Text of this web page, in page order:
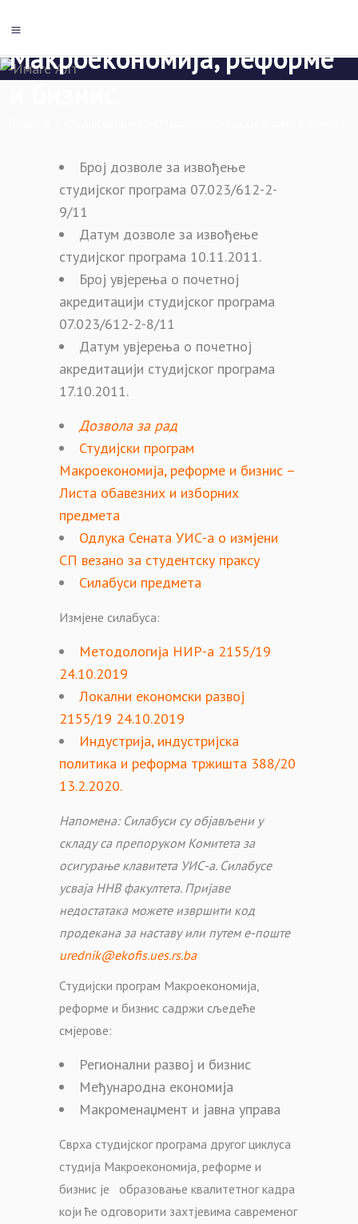
Студијски програм
Макроекономија, реформе
Број дозволе за извођење
студијског програма 07.023/612-2-
9/11
Датум дозволе за извођење
студијског програма 10.11.2011.
Број увјерења о почетној
акредитацији студијског програма
07.023/612-2-8/11
Датум увјерења о почетној
акредитацији студијског програма
17.10.2011.
Дозвола за рад
Студијски програм
Макроекономија, реформе и бизнис –
Листа обавезних и изборних
предмета
Одлука Сената УИС-а о измјени
СП везано за студентску праксу
Силабуси предмета
Измјене силабуса:
Методологија НИР-а 2155/19
24.10.2019
Локални економски развој
2155/19 24.10.2019
Индустрија, индустријска
политика и реформа тржишта 388/20
13.2.2020.
Напомена: Силабуси су објављени у
складу са препоруком Комитета за
осигурање клавитета УИС-а. Силабусе
усваја ННВ факултета. Пријаве
недостатака можете извршити код
продекана за наставу или путем е-поште
urednik@ekofis.ues.rs.ba
Студијски програм Макроекономија,
реформе и бизнис садржи сљедеће
смјерове:
Регионални развој и бизнис
Међународна економија
Макроменаџмент и јавна управа
Сврха студијског програма другог циклуса
студија Макроекономија, реформе и
бизнис је образовање квалитетног кадра
који ће одговорити захтјевима савременог